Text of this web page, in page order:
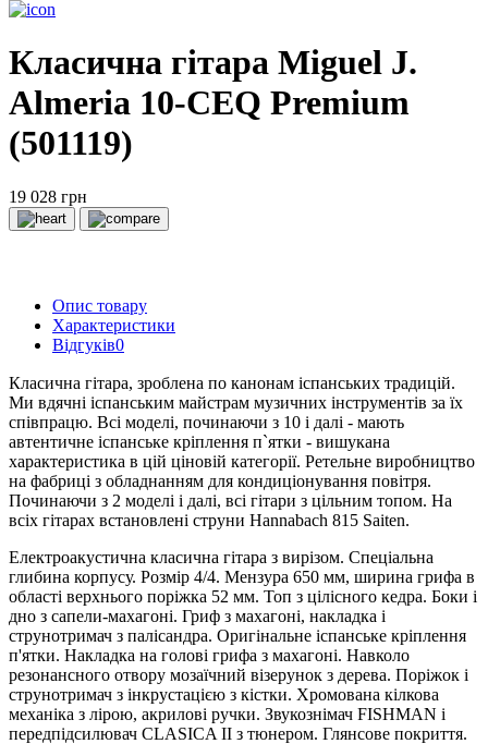
Класична гітара Miguel J.
Almeria 10-CEQ Premium
(501119)
19 028 грн
Опис товару
Характеристики
Відгуків0
Класична гітара, зроблена по канонам іспанських традицій.
Ми вдячні іспанським майстрам музичних інструментів за їх
співпрацю. Всі моделі, починаючи з 10 і далі - мають
автентичне іспанське кріплення п`ятки - вишукана
характеристика в цій ціновій категорії. Ретельне виробництво
на фабриці з обладнанням для кондиціонування повітря.
Починаючи з 2 моделі і далі, всі гітари з цільним топом. На
всіх гітарах встановлені струни Hannabach 815 Saiten.
Електроакустична класична гітара з вирізом. Спеціальна
глибина корпусу. Розмір 4/4. Мензура 650 мм, ширина грифа в
області верхнього поріжка 52 мм. Топ з цілісного кедра. Боки і
дно з сапели-махагоні. Гриф з махагоні, накладка і
струнотримач з палісандра. Оригінальне іспанське кріплення
п'ятки. Накладка на голові грифа з махагоні. Навколо
резонансного отвору мозаїчний візерунок з дерева. Поріжок і
струнотримач з інкрустацією з кістки. Хромована кілкова
механіка з лірою, акрилові ручки. Звукознімач FISHMAN і
передпідсилювач CLASICA II з тюнером. Глянсове покриття.